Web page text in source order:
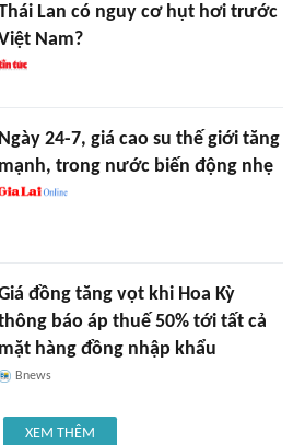
Lan có nguy cơ hụt hơi trước
Nam?
Ngày 24-7, giá cao su thế giới tăng
mạnh, trong nước biến động nhẹ
đồng tăng vọt khi Hoa Kỳ
báo áp thuế 50% tới tất cả
mặt hàng đồng nhập khẩu
Bnews
XEM THÊM